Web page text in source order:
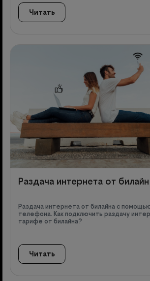
Читать
Раздача интернета от билайн
Раздача интернета от билайна с
телефона. Как подключить раздачу
тарифе от билайна?
Читать